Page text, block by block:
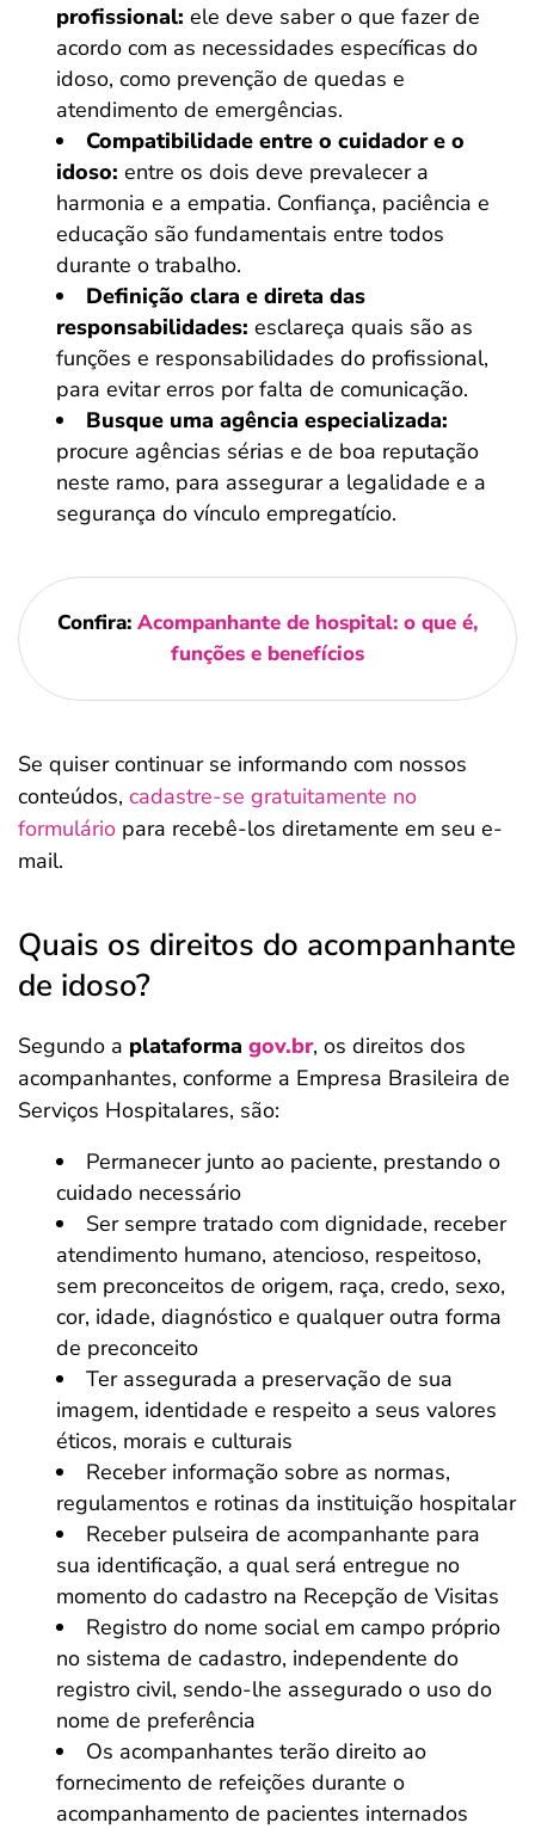
profissional: ele deve saber o que fazer de
acordo com as necessidades específicas do
idoso, como prevenção de quedas e
atendimento de emergências.
Compatibilidade entre o cuidador e o
idoso: entre os dois deve prevalecer a
harmonia e a empatia. Confiança, paciência e
educação são fundamentais entre todos
durante o trabalho.
Definição clara e direta das
responsabilidades: esclareça quais são as
funções e responsabilidades do profissional,
para evitar erros por falta de comunicação.
Busque uma agência especializada:
procure agências sérias e de boa reputação
neste ramo, para assegurar a legalidade e a
segurança do vínculo empregatício.
Confira: Acompanhante de hospital: o que é,
funções e benefícios
Se quiser continuar se informando com nossos
conteúdos, cadastre-se gratuitamente no
formulário para recebê-los diretamente em seu e-
mail.
Quais os direitos do acompanhante
de idoso?
Segundo a plataforma gov.br, os direitos dos
acompanhantes, conforme a Empresa Brasileira de
Serviços Hospitalares, são:
Permanecer junto ao paciente, prestando o
cuidado necessário
Ser sempre tratado com dignidade, receber
atendimento humano, atencioso, respeitoso,
sem preconceitos de origem, raça, credo, sexo,
cor, idade, diagnóstico e qualquer outra forma
de preconceito
Ter assegurada a preservação de sua
imagem, identidade e respeito a seus valores
éticos, morais e culturais
Receber informação sobre as normas,
regulamentos e rotinas da instituição hospitalar
Receber pulseira de acompanhante para
sua identificação, a qual será entregue no
momento do cadastro na Recepção de Visitas
Registro do nome social em campo próprio
no sistema de cadastro, independente do
registro civil, sendo-lhe assegurado o uso do
nome de preferência
Os acompanhantes terão direito ao
fornecimento de refeições durante o
acompanhamento de pacientes internados